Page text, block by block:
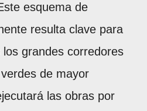
esquema de
resulta clave para
grandes corredores
de mayor
las obras por